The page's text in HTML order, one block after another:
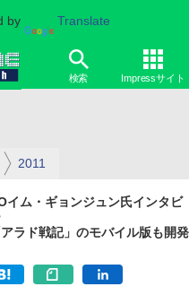
by Translate
検索 Impressサイト
2011
イム・ギョンジュン氏インタビ
ラド戦記」のモバイル版も開発